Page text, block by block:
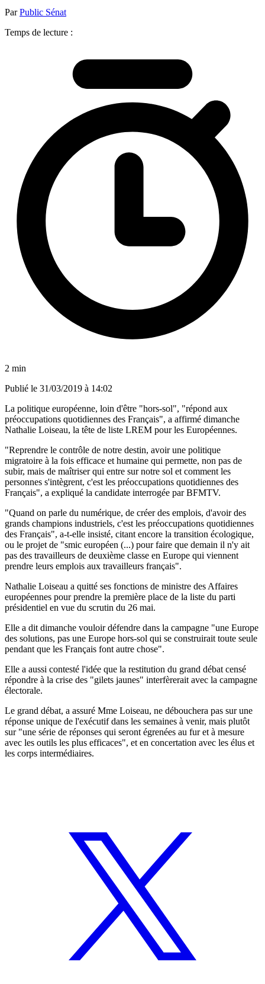
ParPublic Sénat
Temps de lecture :
2 min
Publié le 31/03/2019 à 14:02
La politique européenne, loin d'être "hors-sol", "répond aux
préoccupations quotidiennes des Français", a affirmé dimanche
Nathalie Loiseau, la tête de liste LREM pour les Européennes.
"Reprendre le contrôle de notre destin, avoir une politique
migratoire à la fois efficace et humaine qui permette, non pas de
subir, mais de maîtriser qui entre sur notre sol et comment les
personnes s'intègrent, c'est les préoccupations quotidiennes des
Français", a expliqué la candidate interrogée par BFMTV.
"Quand on parle du numérique, de créer des emplois, d'avoir des
grands champions industriels, c'est les préoccupations quotidiennes
des Français", a-t-elle insisté, citant encore la transition écologique,
ou le projet de "smic européen (...) pour faire que demain il n'y ait
pas des travailleurs de deuxième classe en Europe qui viennent
prendre leurs emplois aux travailleurs français".
Nathalie Loiseau a quitté ses fonctions de ministre des Affaires
européennes pour prendre la première place de la liste du parti
présidentiel en vue du scrutin du 26 mai.
Elle a dit dimanche vouloir défendre dans la campagne "une Europe
des solutions, pas une Europe hors-sol qui se construirait toute seule
pendant que les Français font autre chose".
Elle a aussi contesté l'idée que la restitution du grand débat censé
répondre à la crise des "gilets jaunes" interfèrerait avec la campagne
électorale.
Le grand débat, a assuré Mme Loiseau, ne débouchera pas sur une
réponse unique de l'exécutif dans les semaines à venir, mais plutôt
sur "une série de réponses qui seront égrenées au fur et à mesure
avec les outils les plus efficaces", et en concertation avec les élus et
les corps intermédiaires.